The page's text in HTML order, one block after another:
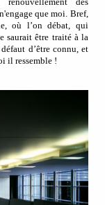
que moi. Bref,
où l’on débat, qui
saurait être traité à la
d’être connu, et
il ressemble !